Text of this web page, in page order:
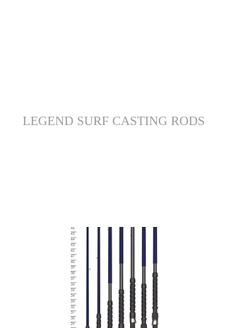
LEGEND SURF CASTING RODS